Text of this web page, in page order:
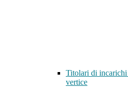
Titolari di
vertice